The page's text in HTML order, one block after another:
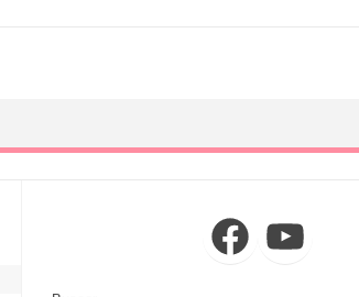
FacebookYouTube